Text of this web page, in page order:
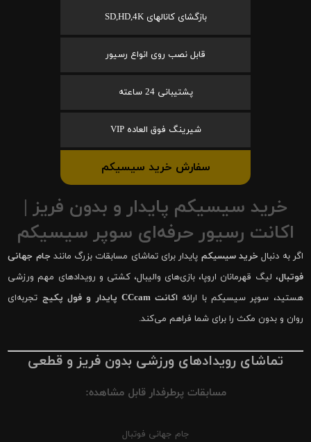
بازگشای کانالهای SD,HD,4K
قابل نصب روی انواع رسیور
پشتیبانی 24 ساعته
شیرینگ فوق العاده VIP
سفارش خرید سیسیکم
خرید سیسیکم پایدار و بدون فریز |
اکانت رسیور حرفه‌ای سوپر سیسیکم
اگر به دنبال خرید سیسیکم پایدار برای تماشای مسابقات بزرگ مانند جام جهانی
فوتبال، لیگ قهرمانان اروپا، بازی‌های والیبال، کشتی و رویدادهای مهم ورزشی
هستید، سوپر سیسیکم با ارائه اکانت CCcam پایدار و فول پکیج
تجربه‌ای
روان و بدون مکث را برای شما فراهم می‌کند.
تماشای رویدادهای ورزشی بدون فریز و قطعی
مسابقات پرطرفدار قابل مشاهده:
جام جهانی فوتبال